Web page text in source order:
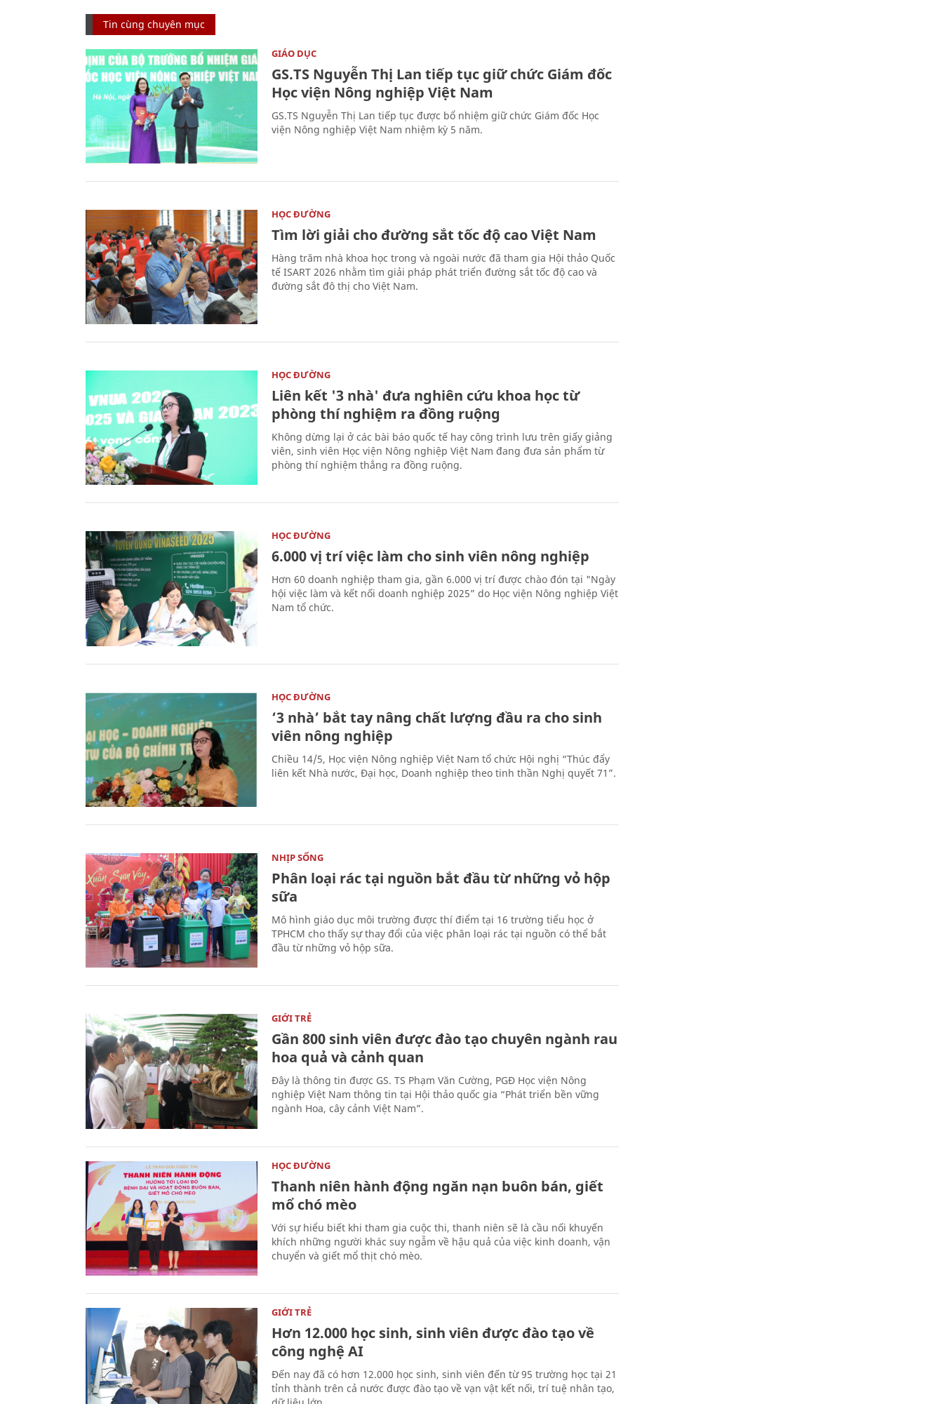
Tin cùng chuyên mục
GIÁO DỤC
GS.TS Nguyễn Thị Lan tiếp tục giữ chức Giám đốc
Học viện Nông nghiệp Việt Nam
GS.TS Nguyễn Thị Lan tiếp tục được bổ nhiệm giữ chức Giám đốc Học
viện Nông nghiệp Việt Nam nhiệm kỳ 5 năm.
HỌC ĐƯỜNG
Tìm lời giải cho đường sắt tốc độ cao Việt Nam
Hàng trăm nhà khoa học trong và ngoài nước đã tham gia Hội thảo Quốc
tế ISART 2026 nhằm tìm giải pháp phát triển đường sắt tốc độ cao và
đường sắt đô thị cho Việt Nam.
HỌC ĐƯỜNG
Liên kết '3 nhà' đưa nghiên cứu khoa học từ
phòng thí nghiệm ra đồng ruộng
Không dừng lại ở các bài báo quốc tế hay công trình lưu trên giấy giảng
viên, sinh viên Học viện Nông nghiệp Việt Nam đang đưa sản phẩm từ
phòng thí nghiệm thẳng ra đồng ruộng.
HỌC ĐƯỜNG
6.000 vị trí việc làm cho sinh viên nông nghiệp
Hơn 60 doanh nghiệp tham gia, gần 6.000 vị trí được chào đón tại "Ngày
hội việc làm và kết nối doanh nghiệp 2025” do Học viện Nông nghiệp Việt
Nam tổ chức.
HỌC ĐƯỜNG
‘3 nhà’ bắt tay nâng chất lượng đầu ra cho sinh
viên nông nghiệp
Chiều 14/5, Học viện Nông nghiệp Việt Nam tổ chức Hội nghị “Thúc đẩy
liên kết Nhà nước, Đại học, Doanh nghiệp theo tinh thần Nghị quyết 71”.
NHỊP SỐNG
Phân loại rác tại nguồn bắt đầu từ những vỏ hộp
sữa
Mô hình giáo dục môi trường được thí điểm tại 16 trường tiểu học ở
TPHCM cho thấy sự thay đổi của việc phân loại rác tại nguồn có thể bắt
đầu từ những vỏ hộp sữa.
GIỚI TRẺ
Gần 800 sinh viên được đào tạo chuyên ngành rau
hoa quả và cảnh quan
Đây là thông tin được GS. TS Phạm Văn Cường, PGĐ Học viện Nông
nghiệp Việt Nam thông tin tại Hội thảo quốc gia “Phát triển bền vững
ngành Hoa, cây cảnh Việt Nam”.
HỌC ĐƯỜNG
Thanh niên hành động ngăn nạn buôn bán, giết
mổ chó mèo
Với sự hiểu biết khi tham gia cuộc thi, thanh niên sẽ là cầu nối khuyến
khích những người khác suy ngẫm về hậu quả của việc kinh doanh, vận
chuyển và giết mổ thịt chó mèo.
GIỚI TRẺ
Hơn 12.000 học sinh, sinh viên được đào tạo về
công nghệ AI
Đến nay đã có hơn 12.000 học sinh, sinh viên đến từ 95 trường học tại 21
tỉnh thành trên cả nước được đào tạo về vạn vật kết nối, trí tuệ nhân tạo,